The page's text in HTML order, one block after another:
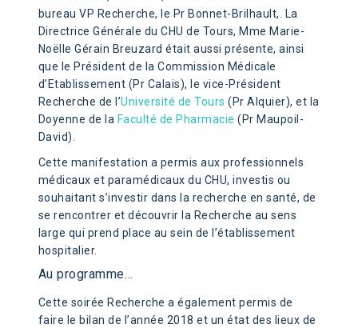
bureau VP Recherche, le Pr Bonnet-Brilhault,. La
Directrice Générale du CHU de Tours, Mme Marie-
Noëlle Gérain Breuzard était aussi présente, ainsi
que le Président de la Commission Médicale
d’Etablissement (Pr Calais), le vice-Président
Recherche de l’Université de Tours (Pr Alquier), et la
Doyenne de la Faculté de Pharmacie (Pr Maupoil-
David).
Cette manifestation a permis aux professionnels
médicaux et paramédicaux du CHU, investis ou
souhaitant s’investir dans la recherche en santé, de
se rencontrer et découvrir la Recherche au sens
large qui prend place au sein de l’établissement
hospitalier.
Au programme…
Cette soirée Recherche a également permis de
faire le bilan de l’année 2018 et un état des lieux de